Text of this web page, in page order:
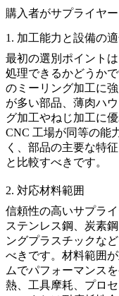
購入者がサプライヤ
1. 加工能力と設備の
最初の選別ポイント
処理できるかどうか
のミーリング加工に
が多い部品、薄肉ハ
グ加工やねじ加工に
CNC 工場が同等の能
く、部品の主要な特
と比較すべきです。
2. 対応材料範囲
信頼性の高いサプラ
ステンレス鋼、炭素
ングプラスチックな
べきです。材料範囲
ムでパフォーマンス
熱、工具摩耗、プロ